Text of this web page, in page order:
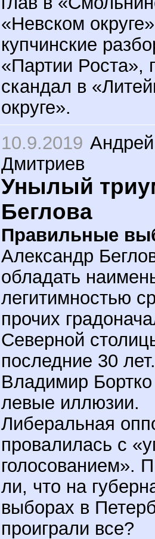
«Невском
купчинские
«Партии Роста»,
скандал в
округе».
10.9.2019 Андрей
Дмитриев
Унылый
Беглова
Правильные
Александр
обладать
легитимностью
прочих
Северной
последние 30 лет.
Владимир
левые иллюзии.
Либеральная
провалилась с
голосованием».
ли, что на
выборах в
проиграли все?